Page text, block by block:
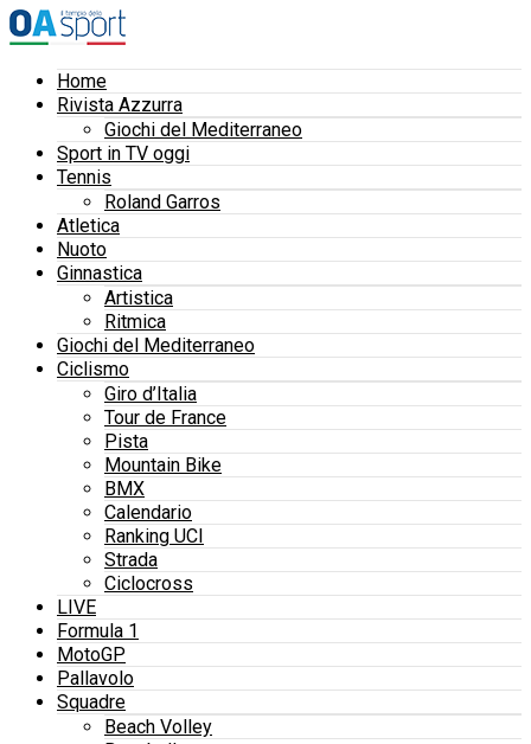
Home
Rivista Azzurra
Giochi del Mediterraneo
Sport in TV oggi
Tennis
Roland Garros
Atletica
Nuoto
Ginnastica
Artistica
Ritmica
Giochi del Mediterraneo
Ciclismo
Giro d’Italia
Tour de France
Pista
Mountain Bike
BMX
Calendario
Ranking UCI
Strada
Ciclocross
LIVE
Formula 1
MotoGP
Pallavolo
Squadre
Beach Volley